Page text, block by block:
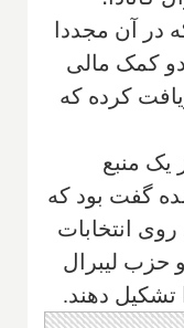
در آن مجددا
کمک مالی
کرده که
یک منبع
گفت بود که
انتخابات
و حزب لیبرال
تشکیل دهند.